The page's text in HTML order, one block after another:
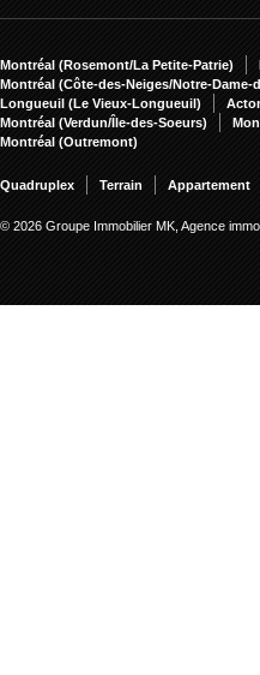
Montréal (Rosemont/La Petite-Patrie)
Montréal (Côte-des-Neiges/Notre-Dame-
Longueuil (Le Vieux-Longueuil)
Montréal (Verdun/Île-des-Soeurs)
Montréal (Outremont)
Quadruplex Terrain Appartement
© 2026 Groupe Immobilier MK, Agence